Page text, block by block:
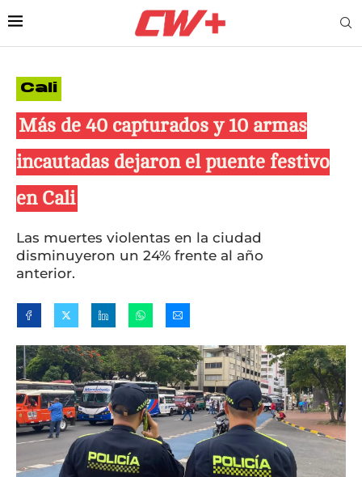
Cali
Más de 40 capturados y 10 armas
incautadas dejaron el puente festivo
en Cali
Las muertes violentas en la ciudad
disminuyeron un 24% frente al año
anterior.